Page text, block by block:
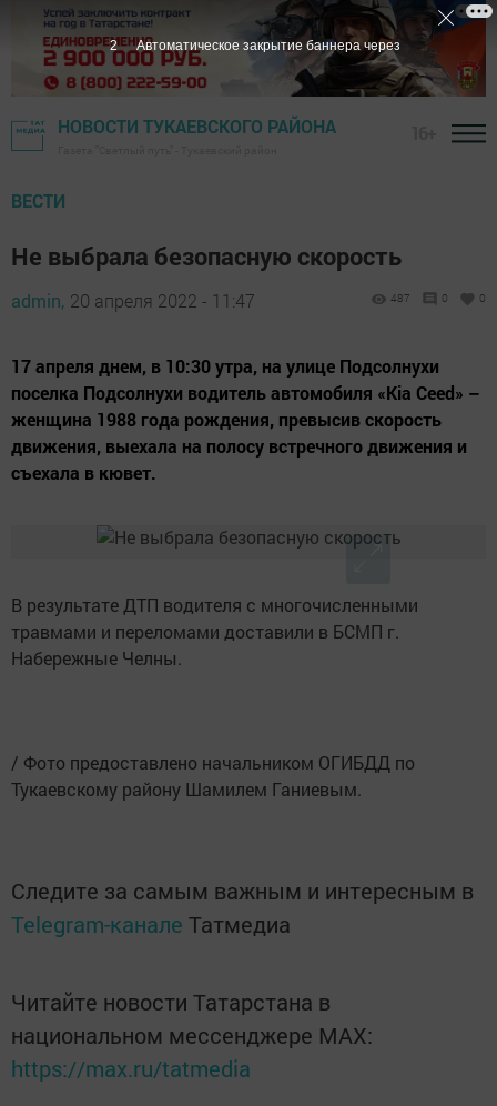
НОВОСТИ ТУКАЕВСКОГО РАЙОНА
ВЕСТИ
Не выбрала безопасную скорость
admin, 20 апреля 2022 - 11:47 487 0 0
17 апреля днем, в 10:30 утра, на улице Подсолнухи
поселка Подсолнухи водитель автомобиля «Kia Ceed» –
женщина 1988 года рождения, превысив скорость
движения, выехала на полосу встречного движения и
съехала в кювет.
В результате ДТП водителя с многочисленными
травмами и переломами доставили в БСМП г.
Набережные Челны.
/ Фото предоставлено начальником ОГИБДД по
Тукаевскому району Шамилем Ганиевым.
Следите за самым важным и интересным в
Telegram-канале Татмедиа
Читайте новости Татарстана в
национальном мессенджере MАХ:
https://max.ru/tatmedia
1 Автоматическое закрытие баннера через